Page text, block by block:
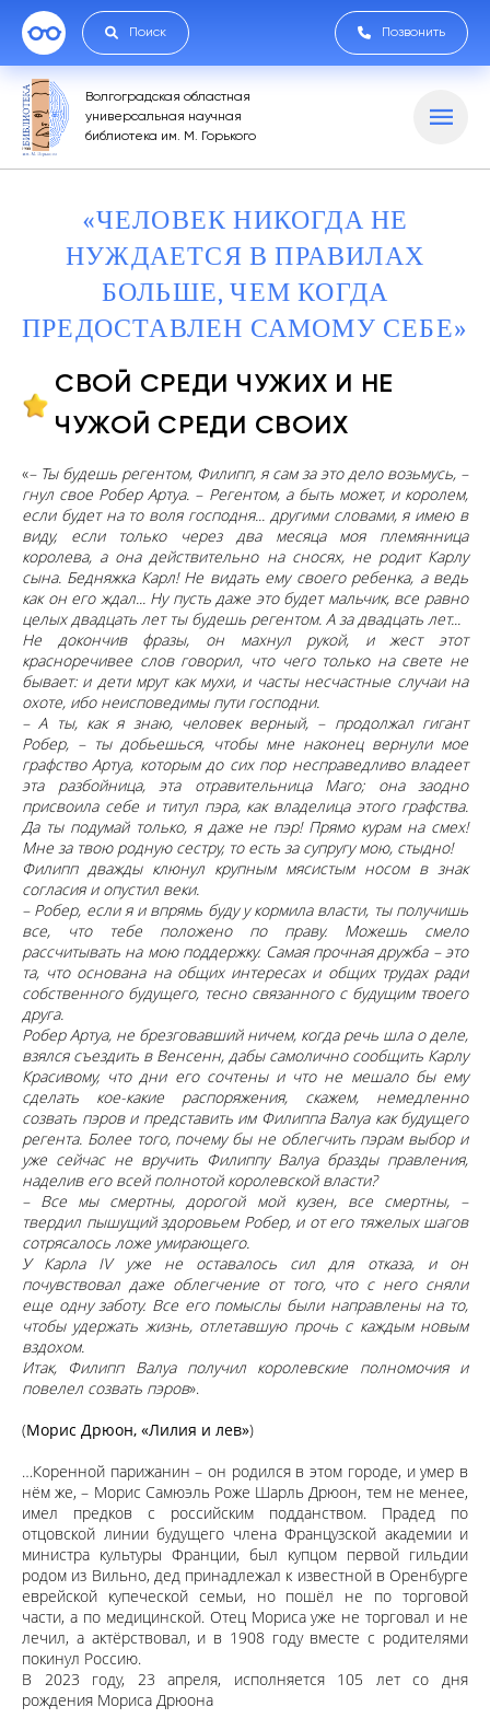
Поиск Позвонить
Волгоградская областная
универсальная научная
библиотека им. М. Горького
«ЧЕЛОВЕК НИКОГДА НЕ
НУЖДАЕТСЯ В ПРАВИЛАХ
БОЛЬШЕ, ЧЕМ КОГДА
ПРЕДОСТАВЛЕН САМОМУ СЕБЕ»
СВОЙ СРЕДИ ЧУЖИХ И НЕ
ЧУЖОЙ СРЕДИ СВОИХ
«– Ты будешь регентом, Филипп, я сам за это дело возьмусь, –
гнул свое Робер Артуа. – Регентом, а быть может, и королем,
если будет на то воля господня... другими словами, я имею в
виду, если только через два месяца моя племянница
королева, а она действительно на сносях, не родит Карлу
сына. Бедняжка Карл! Не видать ему своего ребенка, а ведь
как он его ждал... Ну пусть даже это будет мальчик, все равно
целых двадцать лет ты будешь регентом. А за двадцать лет...
Не докончив фразы, он махнул рукой, и жест этот
красноречивее слов говорил, что чего только на свете не
бывает: и дети мрут как мухи, и часты несчастные случаи на
охоте, ибо неисповедимы пути господни.
– А ты, как я знаю, человек верный, – продолжал гигант
Робер, – ты добьешься, чтобы мне наконец вернули мое
графство Артуа, которым до сих пор несправедливо владеет
эта разбойница, эта отравительница Маго; она заодно
присвоила себе и титул пэра, как владелица этого графства.
Да ты подумай только, я даже не пэр! Прямо курам на смех!
Мне за твою родную сестру, то есть за супругу мою, стыдно!
Филипп дважды клюнул крупным мясистым носом в знак
согласия и опустил веки.
– Робер, если я и впрямь буду у кормила власти, ты получишь
все, что тебе положено по праву. Можешь смело
рассчитывать на мою поддержку. Самая прочная дружба – это
та, что основана на общих интересах и общих трудах ради
собственного будущего, тесно связанного с будущим твоего
друга.
Робер Артуа, не брезговавший ничем, когда речь шла о деле,
взялся съездить в Венсенн, дабы самолично сообщить Карлу
Красивому, что дни его сочтены и что не мешало бы ему
сделать кое-какие распоряжения, скажем, немедленно
созвать пэров и представить им Филиппа Валуа как будущего
регента. Более того, почему бы не облегчить пэрам выбор и
уже сейчас не вручить Филиппу Валуа бразды правления,
наделив его всей полнотой королевской власти?
– Все мы смертны, дорогой мой кузен, все смертны, –
твердил пышущий здоровьем Робер, и от его тяжелых шагов
сотрясалось ложе умирающего.
У Карла IV уже не оставалось сил для отказа, и он
почувствовал даже облегчение от того, что с него сняли
еще одну заботу. Все его помыслы были направлены на то,
чтобы удержать жизнь, отлетавшую прочь с каждым новым
вздохом.
Итак, Филипп Валуа получил королевские полномочия и
повелел созвать пэров».
(Морис Дрюон, «Лилия и лев»)
…Коренной парижанин – он родился в этом городе, и умер в
нём же, – Морис Самюэль Роже Шарль Дрюон, тем не менее,
имел предков с российским подданством. Прадед по
отцовской линии будущего члена Французской академии и
министра культуры Франции, был купцом первой гильдии
родом из Вильно, дед принадлежал к известной в Оренбурге
еврейской купеческой семьи, но пошёл не по торговой
части, а по медицинской. Отец Мориса уже не торговал и не
лечил, а актёрствовал, и в 1908 году вместе с родителями
покинул Россию.
В 2023 году, 23 апреля, исполняется 105 лет со дня
рождения Мориса Дрюона